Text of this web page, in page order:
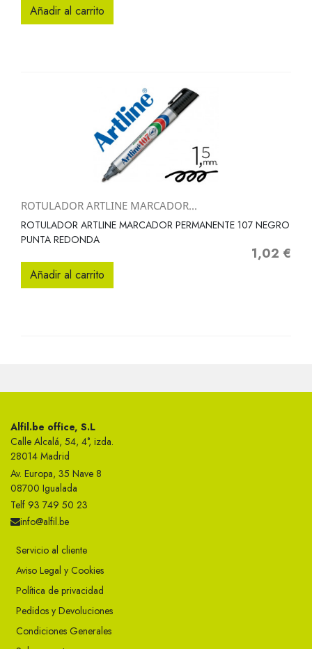
Añadir al carrito
ROTULADOR ARTLINE MARCADOR...
ROTULADOR ARTLINE MARCADOR PERMANENTE 107 NEGRO
PUNTA REDONDA
Precio
1,02 €
Añadir al carrito
Alfil.be office, S.L
Calle Alcalá, 54, 4°, izda.
28014 Madrid
Av. Europa, 35 Nave 8
08700 Igualada
Telf 93 749 50 23
info@alfil.be
Servicio al cliente
Aviso Legal y Cookies
Política de privacidad
Pedidos y Devoluciones
Condiciones Generales